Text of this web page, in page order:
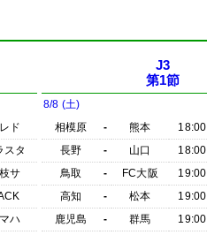
ド
スタ
サ
ハ
J3
第1節
8/8 (土)
相模原
- 熊本 18:00
長野
- 山口 18:00
鳥取
- FC大阪 19:00
高知
- 松本 19:00
鹿児島
- 群馬 19:00